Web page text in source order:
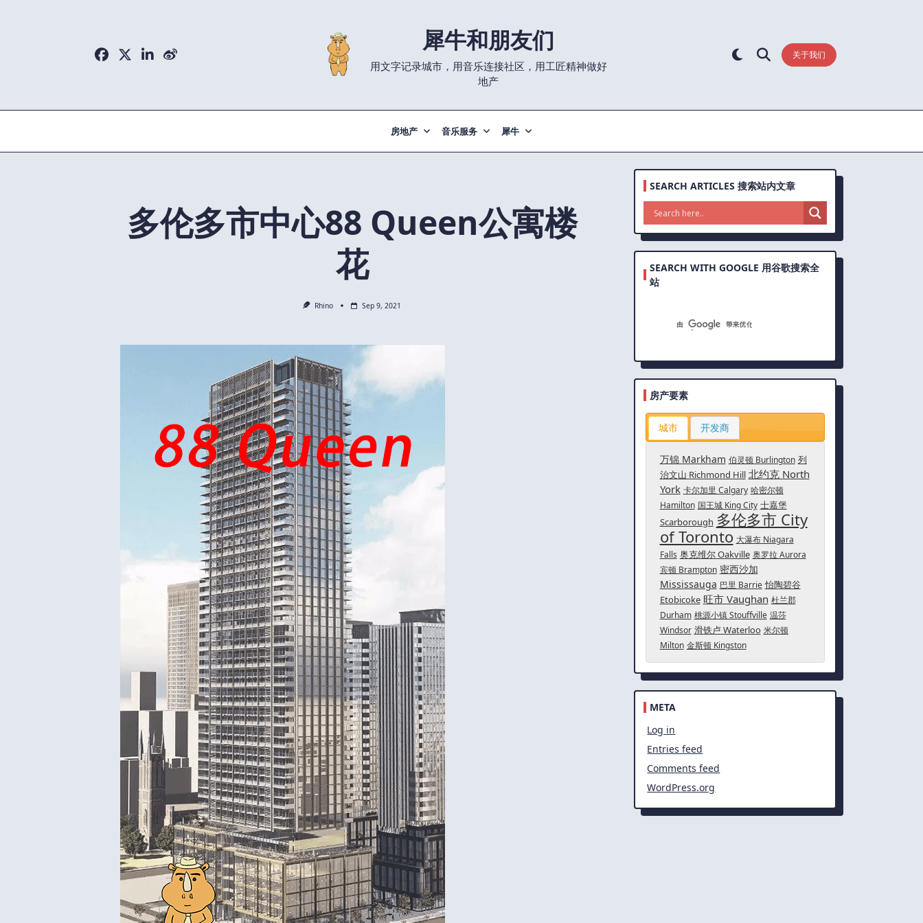
犀牛和朋友们
用文字记录城市，用音乐连接社区，用工匠精神做好
地产
关于我们
房地产 音乐服务 犀牛
多伦多市中心88 Queen公寓楼
花
Rhino Sep 9, 2021
SEARCH ARTICLES 搜索站内文章
SEARCH WITH GOOGLE 用谷歌搜索全
站
房产要素
城市 开发商
万锦 Markham 伯灵顿 Burlington 列
治文山 Richmond Hill 北约克 North
York 卡尔加里 Calgary 哈密尔顿
Hamilton 国王城 King City 士嘉堡
Scarborough 多伦多市 City
of Toronto 大瀑布 Niagara
Falls 奥克维尔 Oakville 奥罗拉 Aurora
宾顿 Brampton 密西沙加
Mississauga 巴里 Barrie 怡陶碧谷
Etobicoke 旺市 Vaughan 杜兰郡
Durham 桃源小镇 Stouffville 温莎
Windsor 滑铁卢 Waterloo 米尔顿
Milton 金斯顿 Kingston
META
Log in
Entries feed
Comments feed
WordPress.org